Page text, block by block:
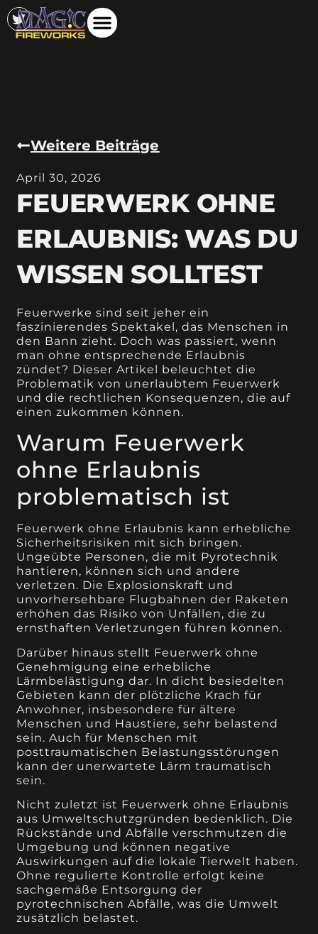
Weitere Beiträge
April 30, 2026
FEUERWERK OHNE
ERLAUBNIS: WAS DU
WISSEN SOLLTEST
Feuerwerke sind seit jeher ein
faszinierendes Spektakel, das Menschen in
den Bann zieht. Doch was passiert, wenn
man ohne entsprechende Erlaubnis
zündet? Dieser Artikel beleuchtet die
Problematik von unerlaubtem Feuerwerk
und die rechtlichen Konsequenzen, die auf
einen zukommen können.
Warum Feuerwerk
ohne Erlaubnis
problematisch ist
Feuerwerk ohne Erlaubnis kann erhebliche
Sicherheitsrisiken mit sich bringen.
Ungeübte Personen, die mit Pyrotechnik
hantieren, können sich und andere
verletzen. Die Explosionskraft und
unvorhersehbare Flugbahnen der Raketen
erhöhen das Risiko von Unfällen, die zu
ernsthaften Verletzungen führen können.
Darüber hinaus stellt Feuerwerk ohne
Genehmigung eine erhebliche
Lärmbelästigung dar. In dicht besiedelten
Gebieten kann der plötzliche Krach für
Anwohner, insbesondere für ältere
Menschen und Haustiere, sehr belastend
sein. Auch für Menschen mit
posttraumatischen Belastungsstörungen
kann der unerwartete Lärm traumatisch
sein.
Nicht zuletzt ist Feuerwerk ohne Erlaubnis
aus Umweltschutzgründen bedenklich. Die
Rückstände und Abfälle verschmutzen die
Umgebung und können negative
Auswirkungen auf die lokale Tierwelt haben.
Ohne regulierte Kontrolle erfolgt keine
sachgemäße Entsorgung der
pyrotechnischen Abfälle, was die Umwelt
zusätzlich belastet.